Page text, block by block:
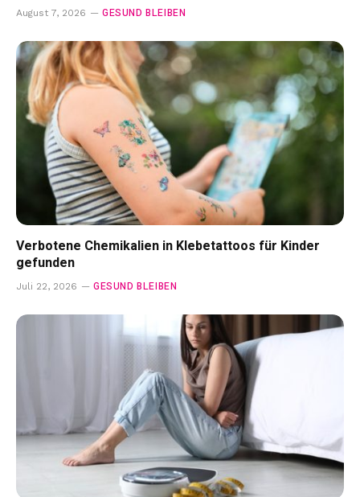
August 7, 2026 GESUND BLEIBEN
Verbotene Chemikalien in Klebetattoos für Kinder
gefunden
Juli 22, 2026 GESUND BLEIBEN